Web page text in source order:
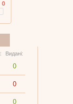
0
Видані:
0
0
0